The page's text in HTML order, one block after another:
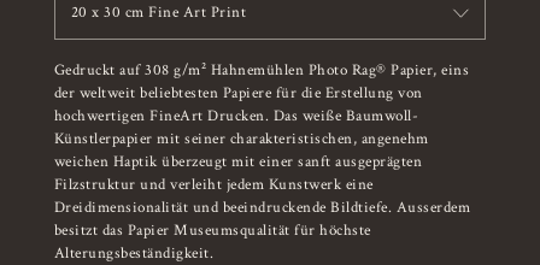
20 x 30 cm Fine Art Print
Gedruckt auf 308 g/m² Hahnemühlen Photo Rag® Papier, eins
der weltweit beliebtesten Papiere für die Erstellung von
hochwertigen FineArt Drucken. Das weiße Baumwoll-
Künstlerpapier mit seiner charakteristischen, angenehm
weichen Haptik überzeugt mit einer sanft ausgeprägten
Filzstruktur und verleiht jedem Kunstwerk eine
Dreidimensionalität und beeindruckende Bildtiefe. Ausserdem
besitzt das Papier Museumsqualität für höchste
Alterungsbeständigkeit.